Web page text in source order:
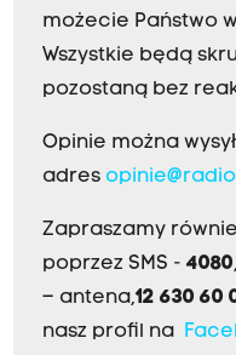
możecie Państwo
Wszystkie będą
pozostaną bez
Opinie można
adres
Zapraszamy
poprzez SMS - 4080
– antena,12 630 60
nasz profil na